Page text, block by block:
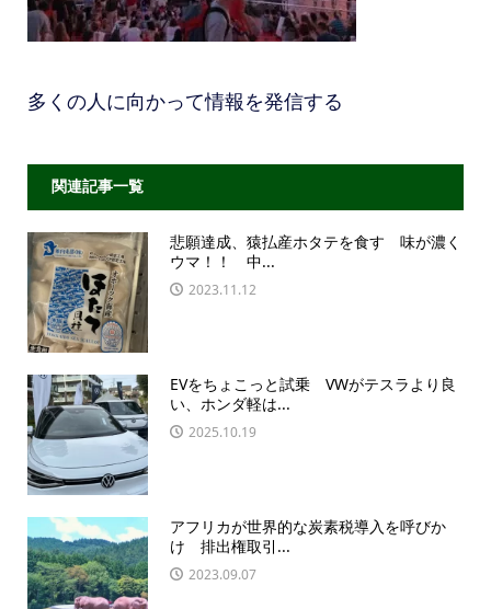
多くの人に向かって情報を発信する
関連記事一覧
悲願達成、猿払産ホタテを食す 味が濃く
ウマ！！ 中...
2023.11.12
EVをちょこっと試乗 VWがテスラより良
い、ホンダ軽は...
2025.10.19
アフリカが世界的な炭素税導入を呼びか
け 排出権取引...
2023.09.07